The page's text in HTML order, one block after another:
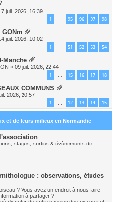
juil. 2026, 16:39
1 95 96 97 98
GONm
juil. 2026, 10:02
1 51 52 53 54
Manche
« 09 juil. 2026, 22:44
1 … 15 16 17 18
COMMUNS
2026, 20:57
1 12 13 14 15
et de leurs milieux en Normandie
stages, sorties & évènements de
: observations, études
? Vous avez un endroit à nous faire
à partager ?